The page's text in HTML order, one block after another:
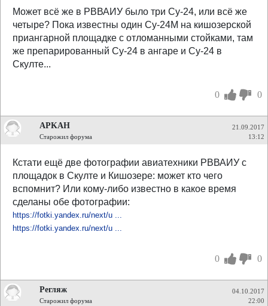
Может всё же в РВВАИУ было три Су-24, или всё же
четыре? Пока известны один Су-24М на кишозерской
приангарной площадке с отломанными стойками, там
же препарированный Су-24 в ангаре и Су-24 в
Скулте...
0 0
APKAH
Старожил форума
21.09.2017
13:12
Кстати ещё две фотографии авиатехники РВВАИУ с
площадок в Скулте и Кишозере: может кто чего
вспомнит? Или кому-либо известно в какое время
сделаны обе фотографии:
https://fotki.yandex.ru/next/u ...
https://fotki.yandex.ru/next/u ...
0 0
Регляж
Старожил форума
04.10.2017
22:00